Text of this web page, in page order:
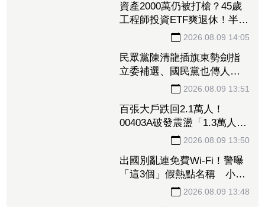
資產2000萬仍被打槍？45歲
工程師投資ETF爽退休！半年
後因「一封信」重返職場
2026.08.09 14:05
民眾黨陳清龍插旗東勢劍指
立委補選、國民黨也傳人選
來、有商有量 2026.08.09 13:51
百張大戶跌回2.1萬人！
手不要了」 外資反搶23.6萬
張入手
2026.08.09 13:50
出國別亂連免費Wi-Fi！警曝